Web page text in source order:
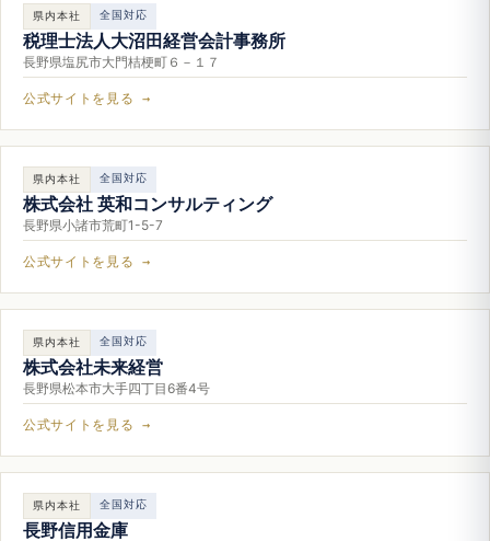
県内本社 全国対応
税理士法人大沼田経営会計事務所
長野県塩尻市大門桔梗町６－１７
公式サイトを見る →
県内本社 全国対応
株式会社 英和コンサルティング
長野県小諸市荒町1-5-7
公式サイトを見る →
県内本社 全国対応
株式会社未来経営
長野県松本市大手四丁目6番4号
公式サイトを見る →
県内本社 全国対応
長野信用金庫